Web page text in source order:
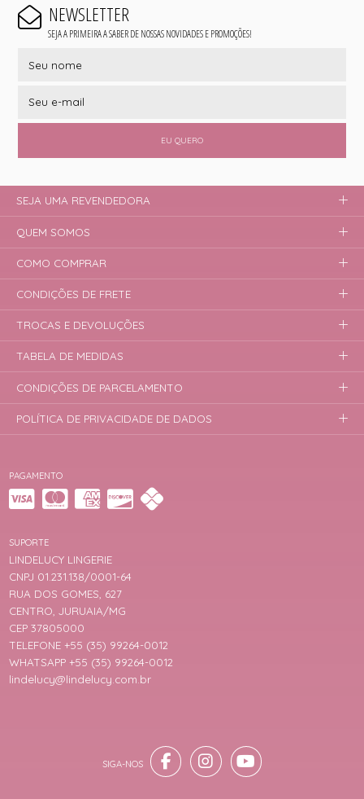
NEWSLETTER
SEJA A PRIMEIRA A SABER DE NOSSAS NOVIDADES E PROMOÇÕES!
EU QUERO
PAGAMENTO
SUPORTE
LINDELUCY LINGERIE
CNPJ 01.231.138/0001-64
RUA DOS GOMES, 627
CENTRO, JURUAIA/MG
CEP 37805000
TELEFONE +55 (35) 99264-0012
WHATSAPP +55 (35) 99264-0012
lindelucy@lindelucy.com.br
SEJA UMA REVENDEDORA
QUEM SOMOS
COMO COMPRAR
CONDIÇÕES DE FRETE
TROCAS E DEVOLUÇÕES
TABELA DE MEDIDAS
CONDIÇÕES DE PARCELAMENTO
POLÍTICA DE PRIVACIDADE DE DADOS